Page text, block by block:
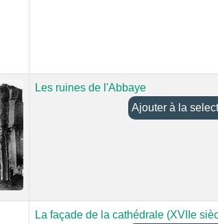
Les ruines de l'Abbaye
Ajouter à la
La façade de la cathédrale (XVIIe